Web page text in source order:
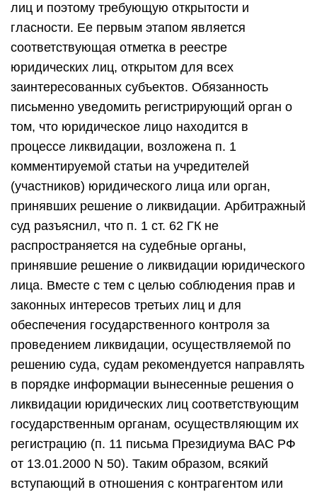
лиц и поэтому требующую открытости и
гласности. Ее первым этапом является
соответствующая отметка в реестре
юридических лиц, открытом для всех
заинтересованных субъектов. Обязанность
письменно уведомить регистрирующий орган о
том, что юридическое лицо находится в
процессе ликвидации, возложена п. 1
комментируемой статьи на учредителей
(участников) юридического лица или орган,
принявших решение о ликвидации. Арбитражный
суд разъяснил, что п. 1 ст. 62 ГК не
распространяется на судебные органы,
принявшие решение о ликвидации юридического
лица. Вместе с тем с целью соблюдения прав и
законных интересов третьих лиц и для
обеспечения государственного контроля за
проведением ликвидации, осуществляемой по
решению суда, судам рекомендуется направлять
в порядке информации вынесенные решения о
ликвидации юридических лиц соответствующим
государственным органам, осуществляющим их
регистрацию (п. 11 письма Президиума ВАС РФ
от 13.01.2000 N 50). Таким образом, всякий
вступающий в отношения с контрагентом или